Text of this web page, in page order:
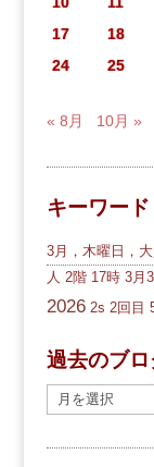
17
18
24
25
« 8月 10月 »
キーワード
3月，木曜日，
人 2階 17時 3月
2026 2s 2回目
過去のブロ
去
の